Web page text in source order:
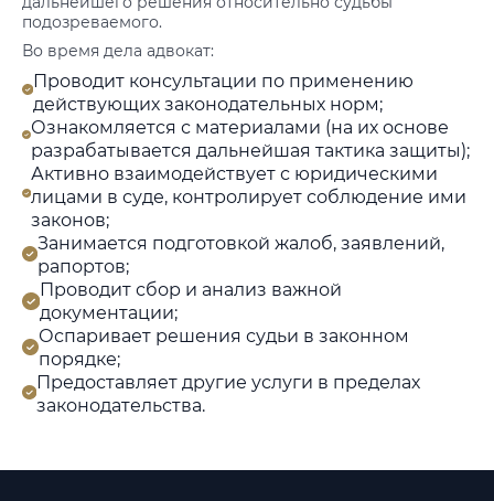
подозреваемого.
Во время дела адвокат:
Проводит консультации по применению
действующих законодательных норм;
Ознакомляется с материалами (на их основе
разрабатывается дальнейшая тактика защиты);
Активно взаимодействует с юридическими
лицами в суде, контролирует соблюдение ими
законов;
Занимается подготовкой жалоб, заявлений,
рапортов;
Проводит сбор и анализ важной
документации;
Оспаривает решения судьи в законном
порядке;
Предоставляет другие услуги в пределах
законодательства.